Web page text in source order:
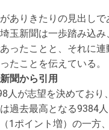
ありきたりの見出しで
玉新聞は一歩踏み込み
ったことと、それに連
たことを伝えている。
聞から引用
人が志望を決めており
過去最高となる9384
1ポイント増）の一方